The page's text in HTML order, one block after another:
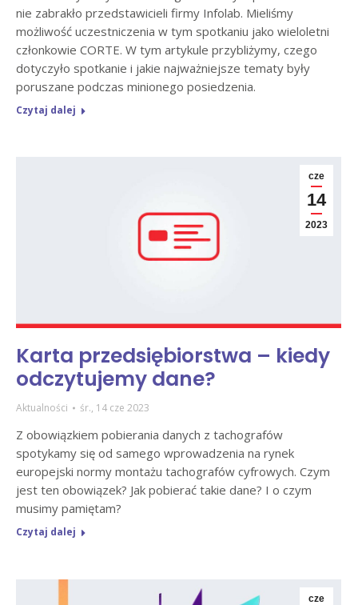
nie zabrakło przedstawicieli firmy Infolab. Mieliśmy
możliwość uczestniczenia w tym spotkaniu jako wieloletni
członkowie CORTE. W tym artykule przybliżymy, czego
dotyczyło spotkanie i jakie najważniejsze tematy były
poruszane podczas minionego posiedzenia.
Czytaj dalej
cze
14
2023
Karta przedsiębiorstwa – kiedy
odczytujemy dane?
Aktualności śr., 14 cze 2023
Z obowiązkiem pobierania danych z tachografów
spotykamy się od samego wprowadzenia na rynek
europejski normy montażu tachografów cyfrowych. Czym
jest ten obowiązek? Jak pobierać takie dane? I o czym
musimy pamiętam?
Czytaj dalej
cze